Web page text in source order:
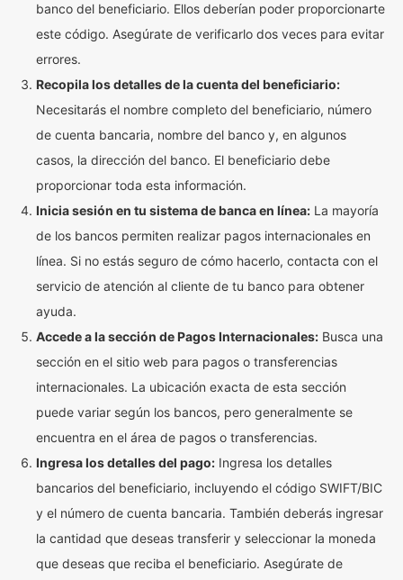
banco del beneficiario. Ellos deberían poder proporcionarte
este código. Asegúrate de verificarlo dos veces para evitar
errores.
Recopila los detalles de la cuenta del beneficiario:
Necesitarás el nombre completo del beneficiario, número
de cuenta bancaria, nombre del banco y, en algunos
casos, la dirección del banco. El beneficiario debe
proporcionar toda esta información.
Inicia sesión en tu sistema de banca en línea: La mayoría
de los bancos permiten realizar pagos internacionales en
línea. Si no estás seguro de cómo hacerlo, contacta con el
servicio de atención al cliente de tu banco para obtener
ayuda.
Accede a la sección de Pagos Internacionales: Busca una
sección en el sitio web para pagos o transferencias
internacionales. La ubicación exacta de esta sección
puede variar según los bancos, pero generalmente se
encuentra en el área de pagos o transferencias.
Ingresa los detalles del pago: Ingresa los detalles
bancarios del beneficiario, incluyendo el código SWIFT/BIC
y el número de cuenta bancaria. También deberás ingresar
la cantidad que deseas transferir y seleccionar la moneda
que deseas que reciba el beneficiario. Asegúrate de